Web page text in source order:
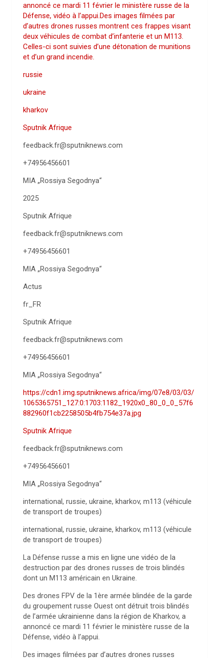
annoncé ce mardi 11 février le ministère russe de la
Défense, vidéo à l’appui.Des images filmées par
d’autres drones russes montrent ces frappes visant
deux véhicules de combat d’infanterie et un M113.
Celles-ci sont suivies d’une détonation de munitions
et d’un grand incendie.
russie
ukraine
kharkov
Sputnik Afrique
feedback.fr@sputniknews.com
+74956456601
MIA „Rossiya Segodnya“
2025
Sputnik Afrique
feedback.fr@sputniknews.com
+74956456601
MIA „Rossiya Segodnya“
Actus
fr_FR
Sputnik Afrique
feedback.fr@sputniknews.com
+74956456601
MIA „Rossiya Segodnya“
https://cdn1.img.sputniknews.africa/img/07e8/03/03/
1065365751_127:0:1703:1182_1920x0_80_0_0_57f6
882960f1cb2258505b4fb754e37a.jpg
Sputnik Afrique
feedback.fr@sputniknews.com
+74956456601
MIA „Rossiya Segodnya“
international, russie, ukraine, kharkov, m113 (véhicule
de transport de troupes)
international, russie, ukraine, kharkov, m113 (véhicule
de transport de troupes)
La Défense russe a mis en ligne une vidéo de la
destruction par des drones russes de trois blindés
dont un M113 américain en Ukraine.
Des drones FPV de la 1ère armée blindée de la garde
du groupement russe Ouest ont détruit trois blindés
de l’armée ukrainienne dans la région de Kharkov, a
annoncé ce mardi 11 février le ministère russe de la
Défense, vidéo à l’appui.
Des images filmées par d’autres drones russes